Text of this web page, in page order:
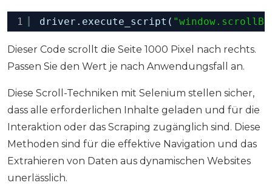
1 driver.execute_script(
Dieser Code scrollt die Seite 1000 Pixel nach rechts.
Passen Sie den Wert je nach Anwendungsfall an.
Diese Scroll-Techniken mit Selenium stellen sicher,
dass alle erforderlichen Inhalte geladen und für die
Interaktion oder das Scraping zugänglich sind. Diese
Methoden sind für die effektive Navigation und das
Extrahieren von Daten aus dynamischen Websites
unerlässlich.